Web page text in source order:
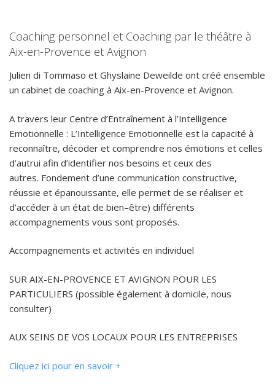
Coaching personnel et Coaching par le théâtre à
Aix-en-Provence et Avignon
Julien di Tommaso et Ghyslaine Deweilde ont créé ensemble
un cabinet de coaching à Aix-en-Provence et Avignon.
A travers leur Centre d’Entraînement à l’Intelligence
Emotionnelle : L’Intelligence Emotionnelle est la capacité à
reconnaître, décoder et comprendre nos émotions et celles
d’autrui afin d’identifier nos besoins et ceux des
autres. Fondement d’une communication constructive,
réussie et épanouissante, elle permet de se réaliser et
d’accéder à un état de bien–être) différents
accompagnements vous sont proposés.
Accompagnements et activités en individuel
SUR AIX-EN-PROVENCE ET AVIGNON POUR LES
PARTICULIERS (possible également à domicile, nous
consulter)
AUX SEINS DE VOS LOCAUX POUR LES ENTREPRISES
Cliquez ici pour en savoir +